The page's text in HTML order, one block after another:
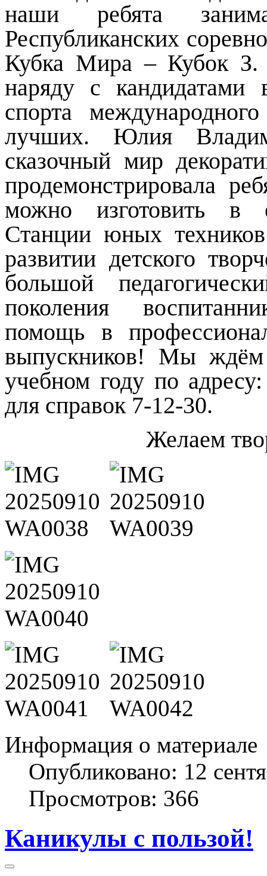
наши ребята
Республиканских
Кубка Мира – Кубок З.
наряду с кандидатами
спорта
лучших. Юлия
сказочный мир
продемонстрировала
можно изготовить в
Станции юных
развитии детского
большой
поколения
помощь в
выпускников! Мы
учебном году по
для справок 7-12-30.
Желаем
Информация о материале
Опубликовано: 12
Просмотров: 366
Каникулы с пользой!